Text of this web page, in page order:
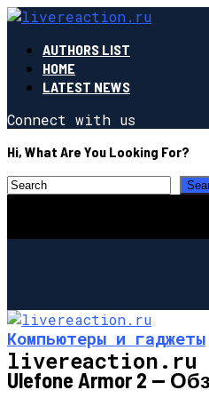
AUTHORS LIST
HOME
LATEST NEWS
Connect with us
Hi, What Are You Looking For?
livereaction.ru
Компьютеры и гаджеты
Ulefone Armor 2 —